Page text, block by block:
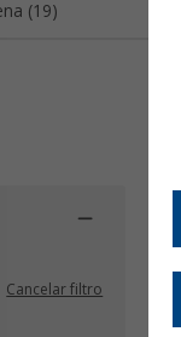
(19)
Cancelar filtro